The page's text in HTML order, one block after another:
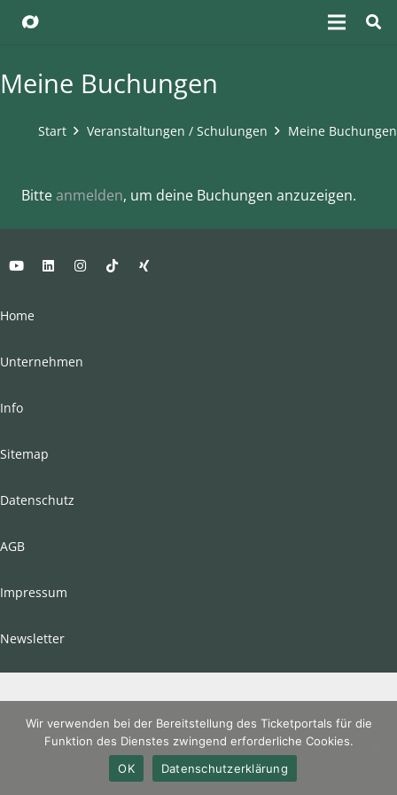
Meine Buchungen
Start Veranstaltungen / Schulungen Meine Buchungen
Bitteanmelden, um deine Buchungen anzuzeigen.
Home
Unternehmen
Info
Sitemap
Datenschutz
AGB
Impressum
Newsletter
Wir verwenden bei der Bereitstellung des Ticketportals für die
Funktion des Dienstes zwingend erforderliche Cookies.
OK
Datenschutzerklärung